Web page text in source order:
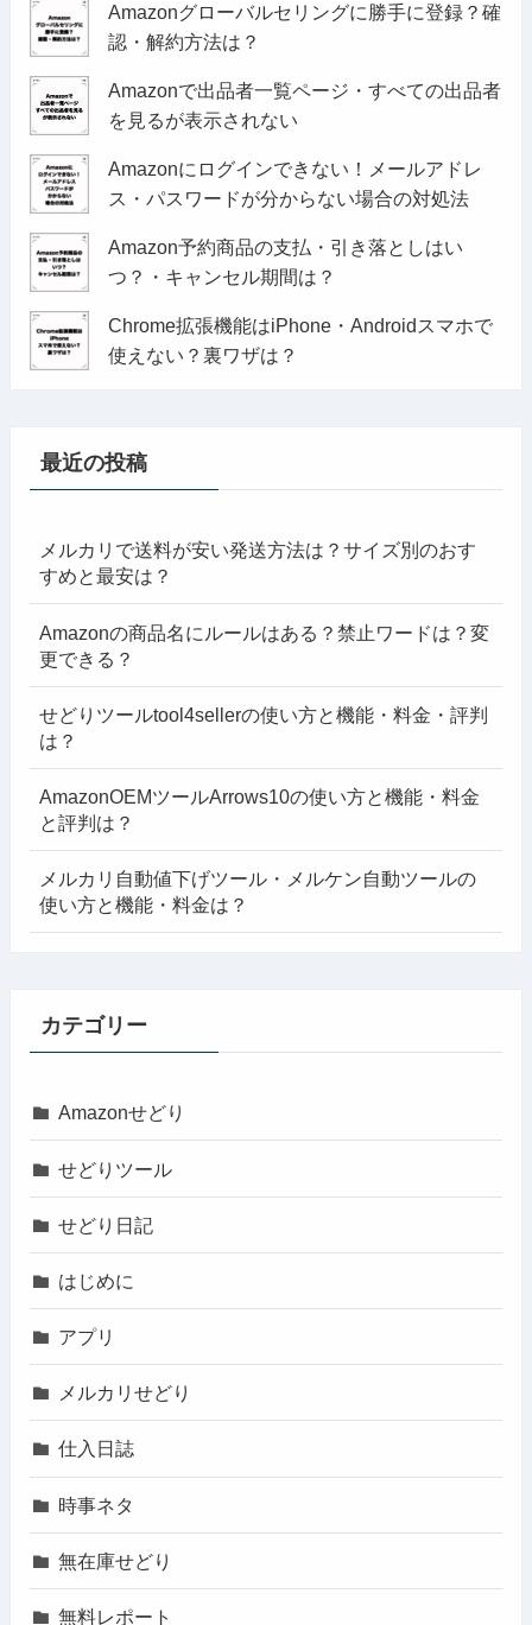
Amazonグローバルセリングに勝手に登録？確
認・解約方法は？
Amazonで出品者一覧ページ・すべての出品者
を見るが表示されない
Amazonにログインできない！メールアドレ
ス・パスワードが分からない場合の対処法
Amazon予約商品の支払・引き落としはい
つ？・キャンセル期間は？
Chrome拡張機能はiPhone・Androidスマホで
使えない？裏ワザは？
最近の投稿
メルカリで送料が安い発送方法は？サイズ別のおす
すめと最安は？
Amazonの商品名にルールはある？禁止ワードは？変
更できる？
せどりツールtool4sellerの使い方と機能・料金・評判
は？
AmazonOEMツールArrows10の使い方と機能・料金
と評判は？
メルカリ自動値下げツール・メルケン自動ツールの
使い方と機能・料金は？
カテゴリー
Amazonせどり
せどりツール
せどり日記
はじめに
アプリ
メルカリせどり
仕入日誌
時事ネタ
無在庫せどり
無料レポート